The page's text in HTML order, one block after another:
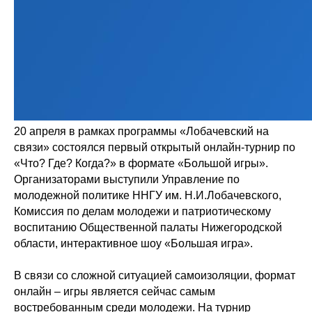
20 апреля в рамках программы «Лобачевский на
связи» состоялся первый открытый онлайн-турнир по
«Что? Где? Когда?» в формате «Большой игры».
Организаторами выступили Управление по
молодежной политике ННГУ им. Н.И.Лобачевского,
Комиссия по делам молодежи и патриотическому
воспитанию Общественной палаты Нижегородской
области, интерактивное шоу «Большая игра».
В связи со сложной ситуацией самоизоляции, формат
онлайн – игры является сейчас самым
востребованным среди молодежи. На турнир